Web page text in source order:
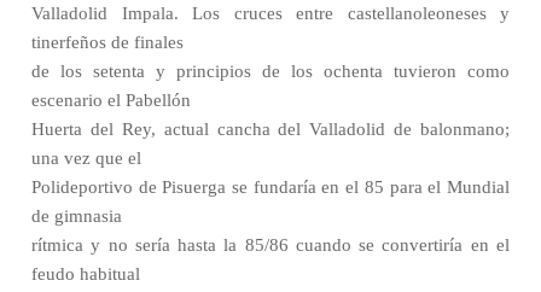
Valladolid Impala. Los cruces entre castellanoleoneses y
tinerfeños de finales
de los setenta y principios de los ochenta tuvieron como
escenario el Pabellón
Huerta del Rey, actual cancha del Valladolid de balonmano;
una vez que el
Polideportivo de Pisuerga se fundaría en el 85 para el Mundial
de gimnasia
rítmica y no sería hasta la 85/86 cuando se convertiría en el
feudo habitual